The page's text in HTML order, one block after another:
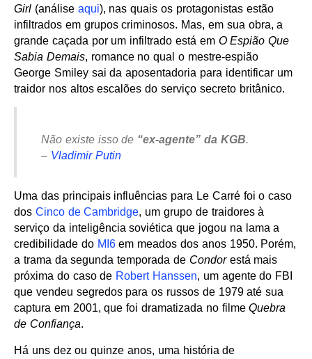
Girl (análise aqui), nas quais os protagonistas estão
infiltrados em grupos criminosos. Mas, em sua obra, a
grande caçada por um infiltrado está em O Espião Que
Sabia Demais, romance no qual o mestre-espião
George Smiley sai da aposentadoria para identificar um
traidor nos altos escalões do serviço secreto britânico.
Não existe isso de “ex-agente” da KGB.
– Vladimir Putin
Uma das principais influências para Le Carré foi o caso
dos Cinco de Cambridge, um grupo de traidores à
serviço da inteligência soviética que jogou na lama a
credibilidade do MI6em meados dos anos 1950. Porém,
a trama da segunda temporada de Condorestá mais
próxima do caso de Robert Hanssen, um agente do FBI
que vendeu segredos para os russos de 1979 até sua
captura em 2001, que foi dramatizada no filmeQuebra
de Confiança.
Há uns dez ou quinze anos, uma história de